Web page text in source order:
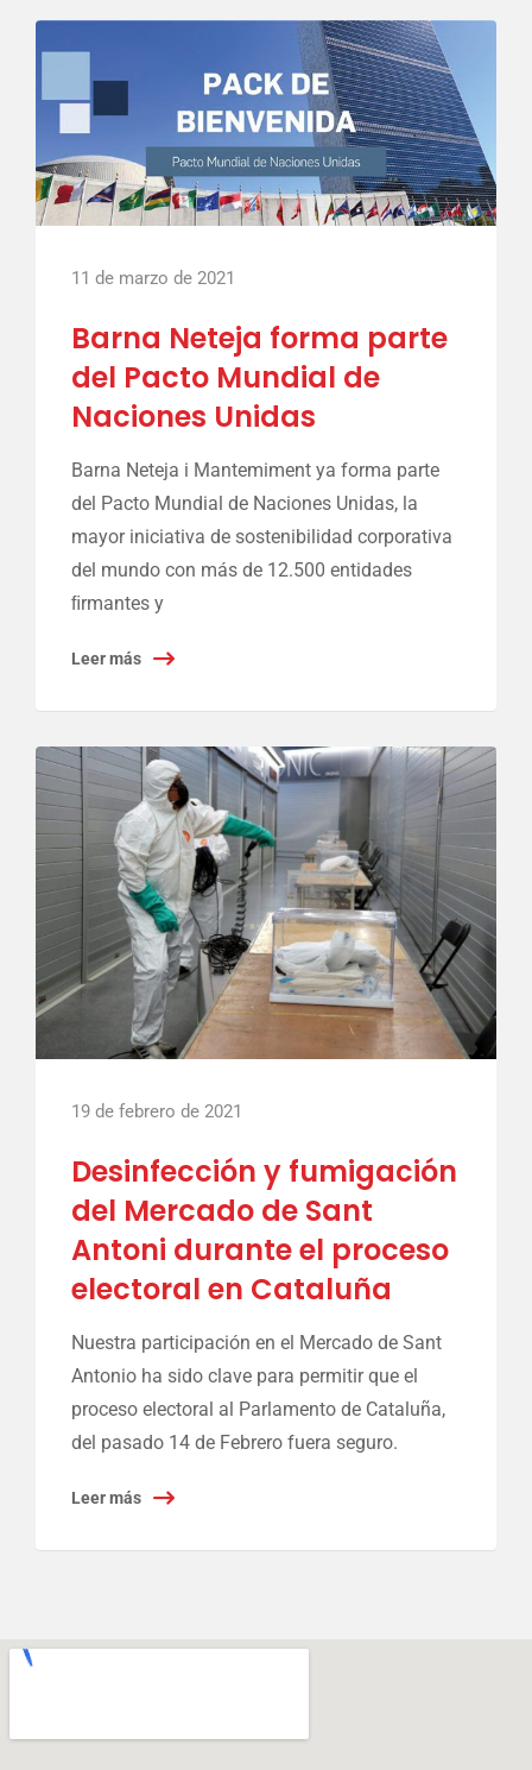
11 de marzo de 2021
Barna Neteja forma parte
del Pacto Mundial de
Naciones Unidas
Barna Neteja i Mantemiment ya forma parte
del Pacto Mundial de Naciones Unidas, la
mayor iniciativa de sostenibilidad corporativa
del mundo con más de 12.500 entidades
ﬁrmantes y
Leer más
19 de febrero de 2021
Desinfección y fumigación
del Mercado de Sant
Antoni durante el proceso
electoral en Cataluña
Nuestra participación en el Mercado de Sant
Antonio ha sido clave para permitir que el
proceso electoral al Parlamento de Cataluña,
del pasado 14 de Febrero fuera seguro.
Leer más